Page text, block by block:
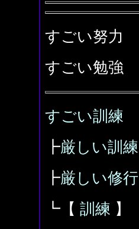
すごい努力
すごい勉強
すごい訓練
┣厳しい訓練
┣厳しい修行
┗【 訓練 】